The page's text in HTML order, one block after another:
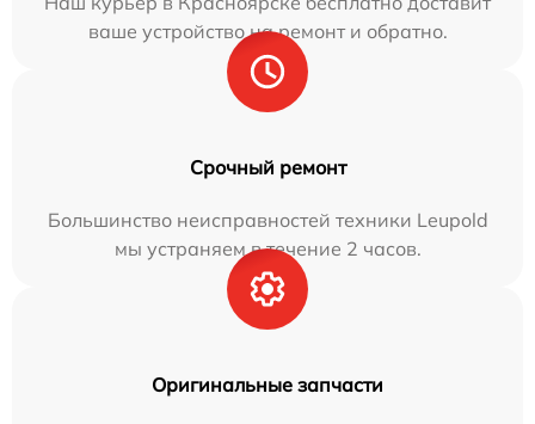
ваше устройство на ремонт и обратно.
Срочный ремонт
Большинство неисправностей техники Leupold
мы устраняем в течение 2 часов.
Оригинальные запчасти